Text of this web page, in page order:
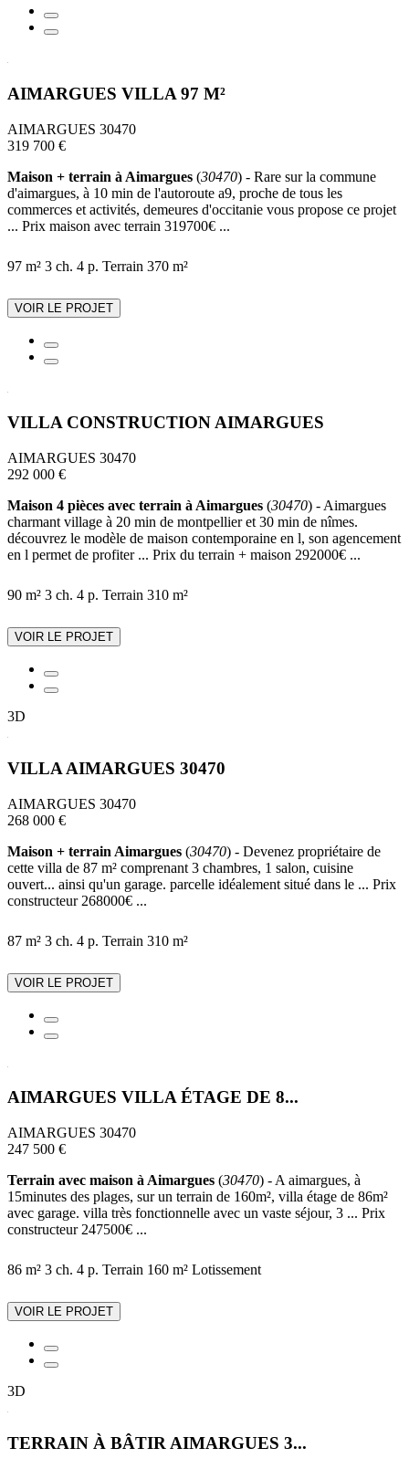
AIMARGUES VILLA 97 M²
AIMARGUES 30470
319 700 €
Maison + terrain à Aimargues (30470) - Rare sur la commune
d'aimargues, à 10 min de l'autoroute a9, proche de tous les
commerces et activités, demeures d'occitanie vous propose ce projet
... Prix maison avec terrain 319700€ ...
97 m² 3 ch. 4 p. Terrain 370 m²
VOIR LE PROJET
VILLA CONSTRUCTION AIMARGUES
AIMARGUES 30470
292 000 €
Maison 4 pièces avec terrain à Aimargues (30470) - Aimargues
charmant village à 20 min de montpellier et 30 min de nîmes.
découvrez le modèle de maison contemporaine en l, son agencement
en l permet de profiter ... Prix du terrain + maison 292000€ ...
90 m² 3 ch. 4 p. Terrain 310 m²
VOIR LE PROJET
3D
VILLA AIMARGUES 30470
AIMARGUES 30470
268 000 €
Maison + terrain Aimargues (30470) - Devenez propriétaire de
cette villa de 87 m² comprenant 3 chambres, 1 salon, cuisine
ouvert... ainsi qu'un garage. parcelle idéalement situé dans le ... Prix
constructeur 268000€ ...
87 m² 3 ch. 4 p. Terrain 310 m²
VOIR LE PROJET
AIMARGUES VILLA ÉTAGE DE 8...
AIMARGUES 30470
247 500 €
Terrain avec maison à Aimargues (30470) - A aimargues, à
15minutes des plages, sur un terrain de 160m², villa étage de 86m²
avec garage. villa très fonctionnelle avec un vaste séjour, 3 ... Prix
constructeur 247500€ ...
86 m² 3 ch. 4 p. Terrain 160 m² Lotissement
VOIR LE PROJET
3D
TERRAIN À BÂTIR AIMARGUES 3...